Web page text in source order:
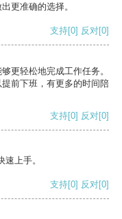
更准确的选择。
支持[0] 反对[0]
更轻松地完成工作任务。
前下班，有更多的时间陪
支持[0] 反对[0]
上手。
支持[0] 反对[0]